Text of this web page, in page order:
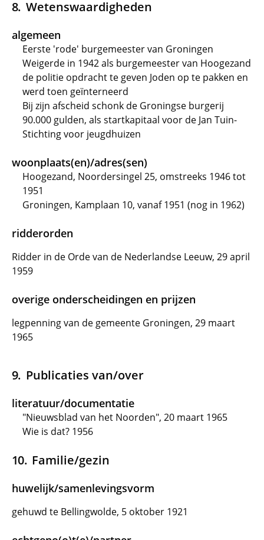
Wetenswaardigheden
algemeen
Eerste 'rode' burgemeester van Groningen
Weigerde in 1942 als burgemeester van Hoogezand
de politie opdracht te geven Joden op te pakken en
werd toen geïnterneerd
Bij zijn afscheid schonk de Groningse burgerij
90.000 gulden, als startkapitaal voor de Jan Tuin-
Stichting voor jeugdhuizen
woonplaats(en)/adres(sen)
Hoogezand, Noordersingel 25, omstreeks 1946 tot
1951
Groningen, Kamplaan 10, vanaf 1951 (nog in 1962)
ridderorden
Ridder in de Orde van de Nederlandse Leeuw, 29 april
1959
overige onderscheidingen en prijzen
legpenning van de gemeente Groningen, 29 maart
1965
Publicaties van/over
literatuur/documentatie
"Nieuwsblad van het Noorden", 20 maart 1965
Wie is dat? 1956
Familie/gezin
huwelijk/samenlevingsvorm
gehuwd te Bellingwolde, 5 oktober 1921